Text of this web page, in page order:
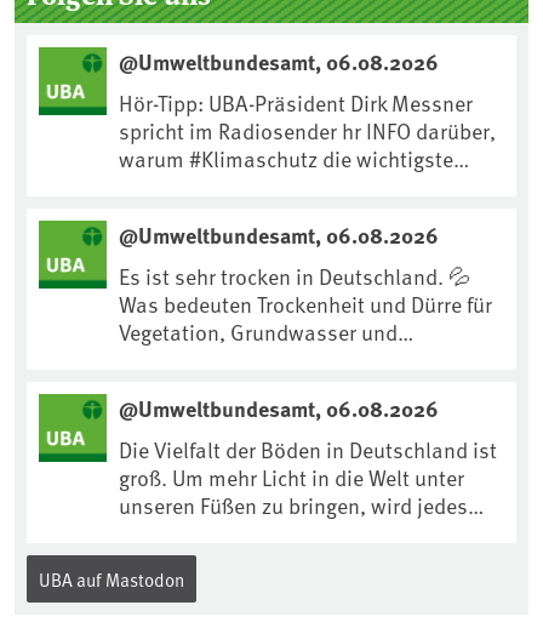
@Umweltbundesamt, 06.08.2026
Hör-Tipp: UBA-Präsident Dirk Messner
spricht im Radiosender hr INFO darüber,
warum #Klimaschutz die wichtigste
https://www.ardsounds.de/episode/urn
:ard:episode:0e7cf1c4b819c26d/
@Umweltbundesamt, 06.08.2026
Es ist sehr trocken in Deutschland. 💦
Was bedeuten Trockenheit und Dürre für
Vegetation, Grundwasser und
anpassen?🤔Antworten auf diese und
weitere Fragen auf unserer Webseite:
www.uba.de/trockenheit #Trockenheit
#Klimawandel
@Umweltbundesamt, 06.08.2026
Die Vielfalt der Böden in Deutschland ist
groß. Um mehr Licht in die Welt unter
unseren Füßen zu bringen, wird jedes
Internationalen Tag des Bodens, der
„Boden des Jahres“ vorgestellt. Das UBA
UBA auf Mastodon